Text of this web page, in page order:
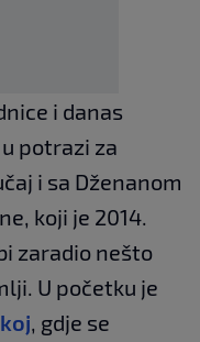
i danas
potrazi za
i sa Dženanom
koji je 2014.
zaradio nešto
U početku je
, gdje se